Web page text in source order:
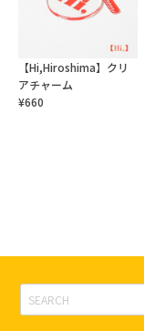
【Hi,Hiroshima】クリ
アチャーム
¥660